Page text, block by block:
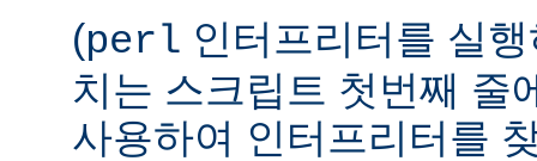
(perl 인터프리터를 실
치는 스크립트 첫번째 줄
사용하여 인터프리터를